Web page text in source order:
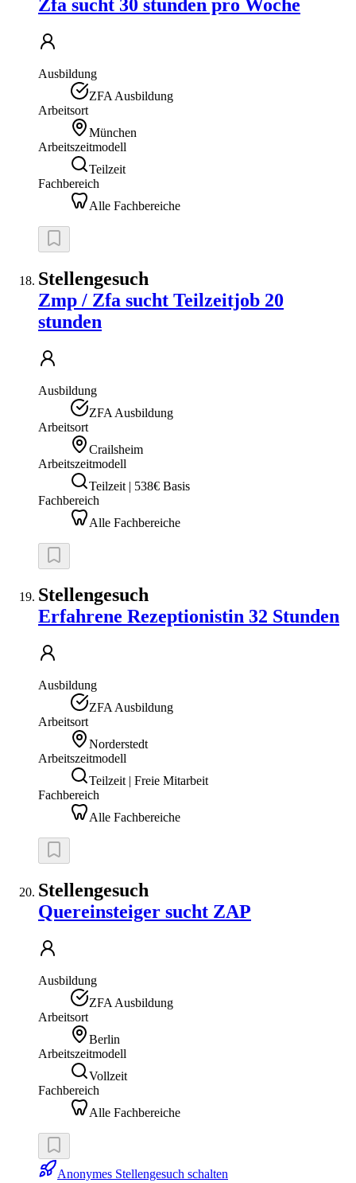
Zfa sucht 30 stunden pro Woche
Ausbildung
ZFA Ausbildung
Arbeitsort
München
Arbeitszeitmodell
Teilzeit
Fachbereich
Alle Fachbereiche
Stellengesuch
Zmp / Zfa sucht Teilzeitjob 20
stunden
Ausbildung
ZFA Ausbildung
Arbeitsort
Crailsheim
Arbeitszeitmodell
Teilzeit | 538€ Basis
Fachbereich
Alle Fachbereiche
Stellengesuch
Erfahrene Rezeptionistin 32 Stunden
Ausbildung
ZFA Ausbildung
Arbeitsort
Norderstedt
Arbeitszeitmodell
Teilzeit | Freie Mitarbeit
Fachbereich
Alle Fachbereiche
Stellengesuch
Quereinsteiger sucht ZAP
Ausbildung
ZFA Ausbildung
Arbeitsort
Berlin
Arbeitszeitmodell
Vollzeit
Fachbereich
Alle Fachbereiche
Anonymes Stellengesuch schalten